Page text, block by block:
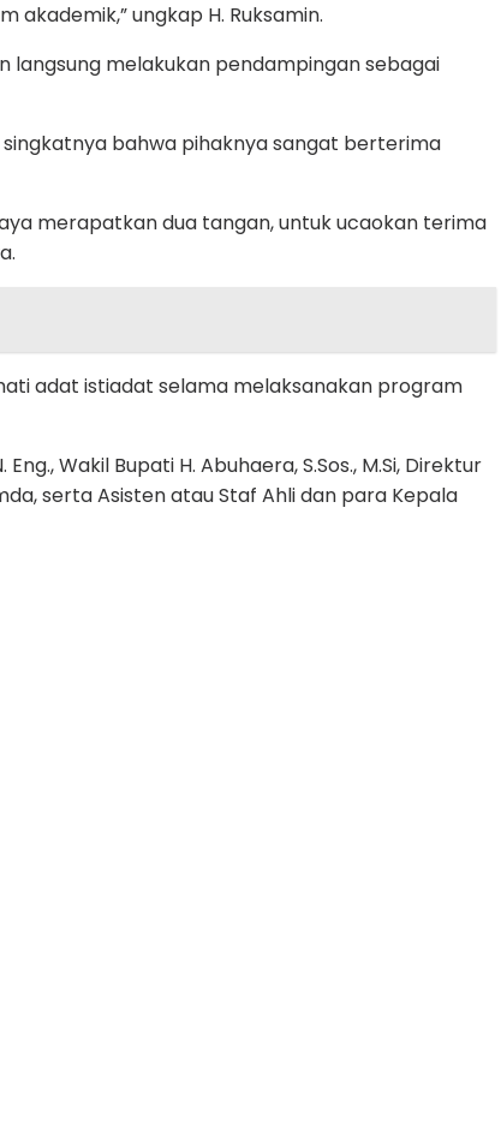
ungkap H. Ruksamin.
langsung melakukan pendampingan sebagai
bahwa pihaknya sangat berterima
merapatkan dua tangan, untuk ucaokan terima
adat istiadat selama melaksanakan program
Wakil Bupati H. Abuhaera, S.Sos., M.Si, Direktur
serta Asisten atau Staf Ahli dan para Kepala